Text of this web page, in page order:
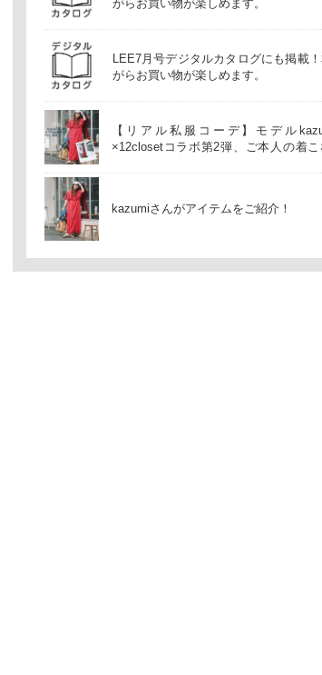
がらお買い物が楽しめます。
LEE7月号デジタルカタログにも掲載
がらお買い物が楽しめます。
【リアル私服コーデ】モデル
×12closetコラボ第2弾、ご本人の着
kazumiさんがアイテムをご紹介！